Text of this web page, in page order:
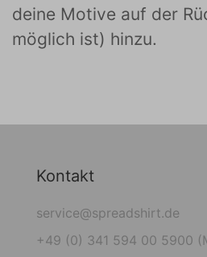
deine Motive auf der
möglich ist) hinzu.
Kontakt
service@spreadshirt.de
+49 (0) 341 594 00 5900